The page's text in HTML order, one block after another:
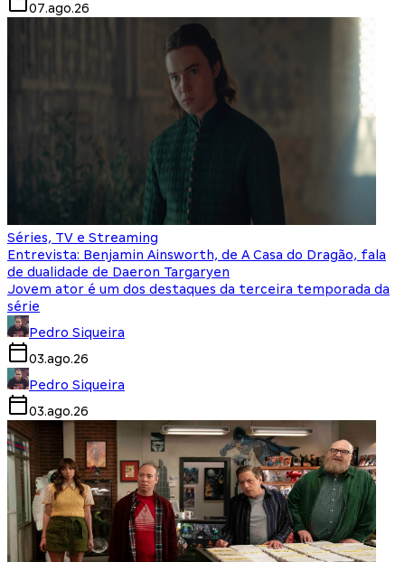
07.ago.26
Séries, TV e Streaming
Entrevista: Benjamin Ainsworth, de A Casa do Dragão, fala
de dualidade de Daeron Targaryen
Jovem ator é um dos destaques da terceira temporada da
série
Pedro Siqueira
03.ago.26
Pedro Siqueira
03.ago.26